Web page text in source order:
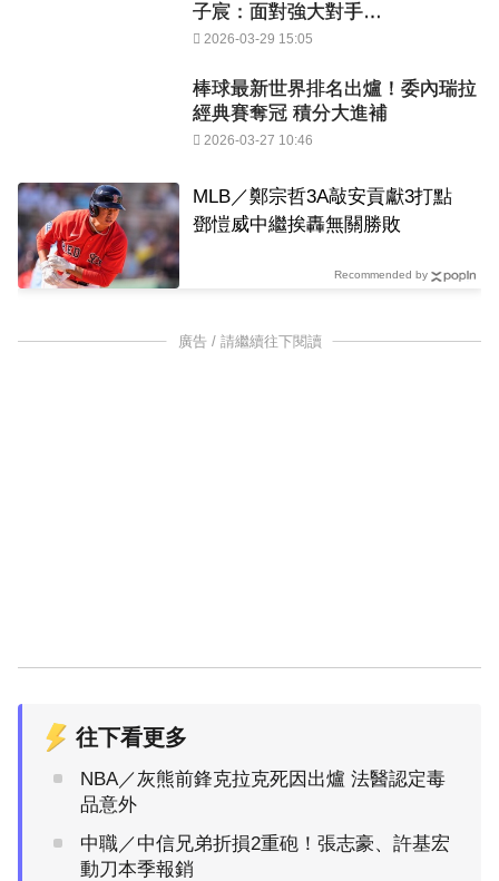
子宸：面對強大對手…
2026-03-29 15:05
棒球最新世界排名出爐！委內瑞拉
經典賽奪冠 積分大進補
2026-03-27 10:46
MLB／鄭宗哲3A敲安貢獻3打點
鄧愷威中繼挨轟無關勝敗
Recommended by
廣告 / 請繼續往下閱讀
往下看更多
NBA／灰熊前鋒克拉克死因出爐 法醫認定毒
品意外
中職／中信兄弟折損2重砲！張志豪、許基宏
動刀本季報銷